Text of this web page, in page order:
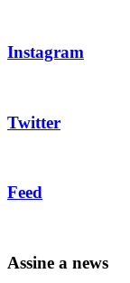
Instagram
Twitter
Feed
Assine a news